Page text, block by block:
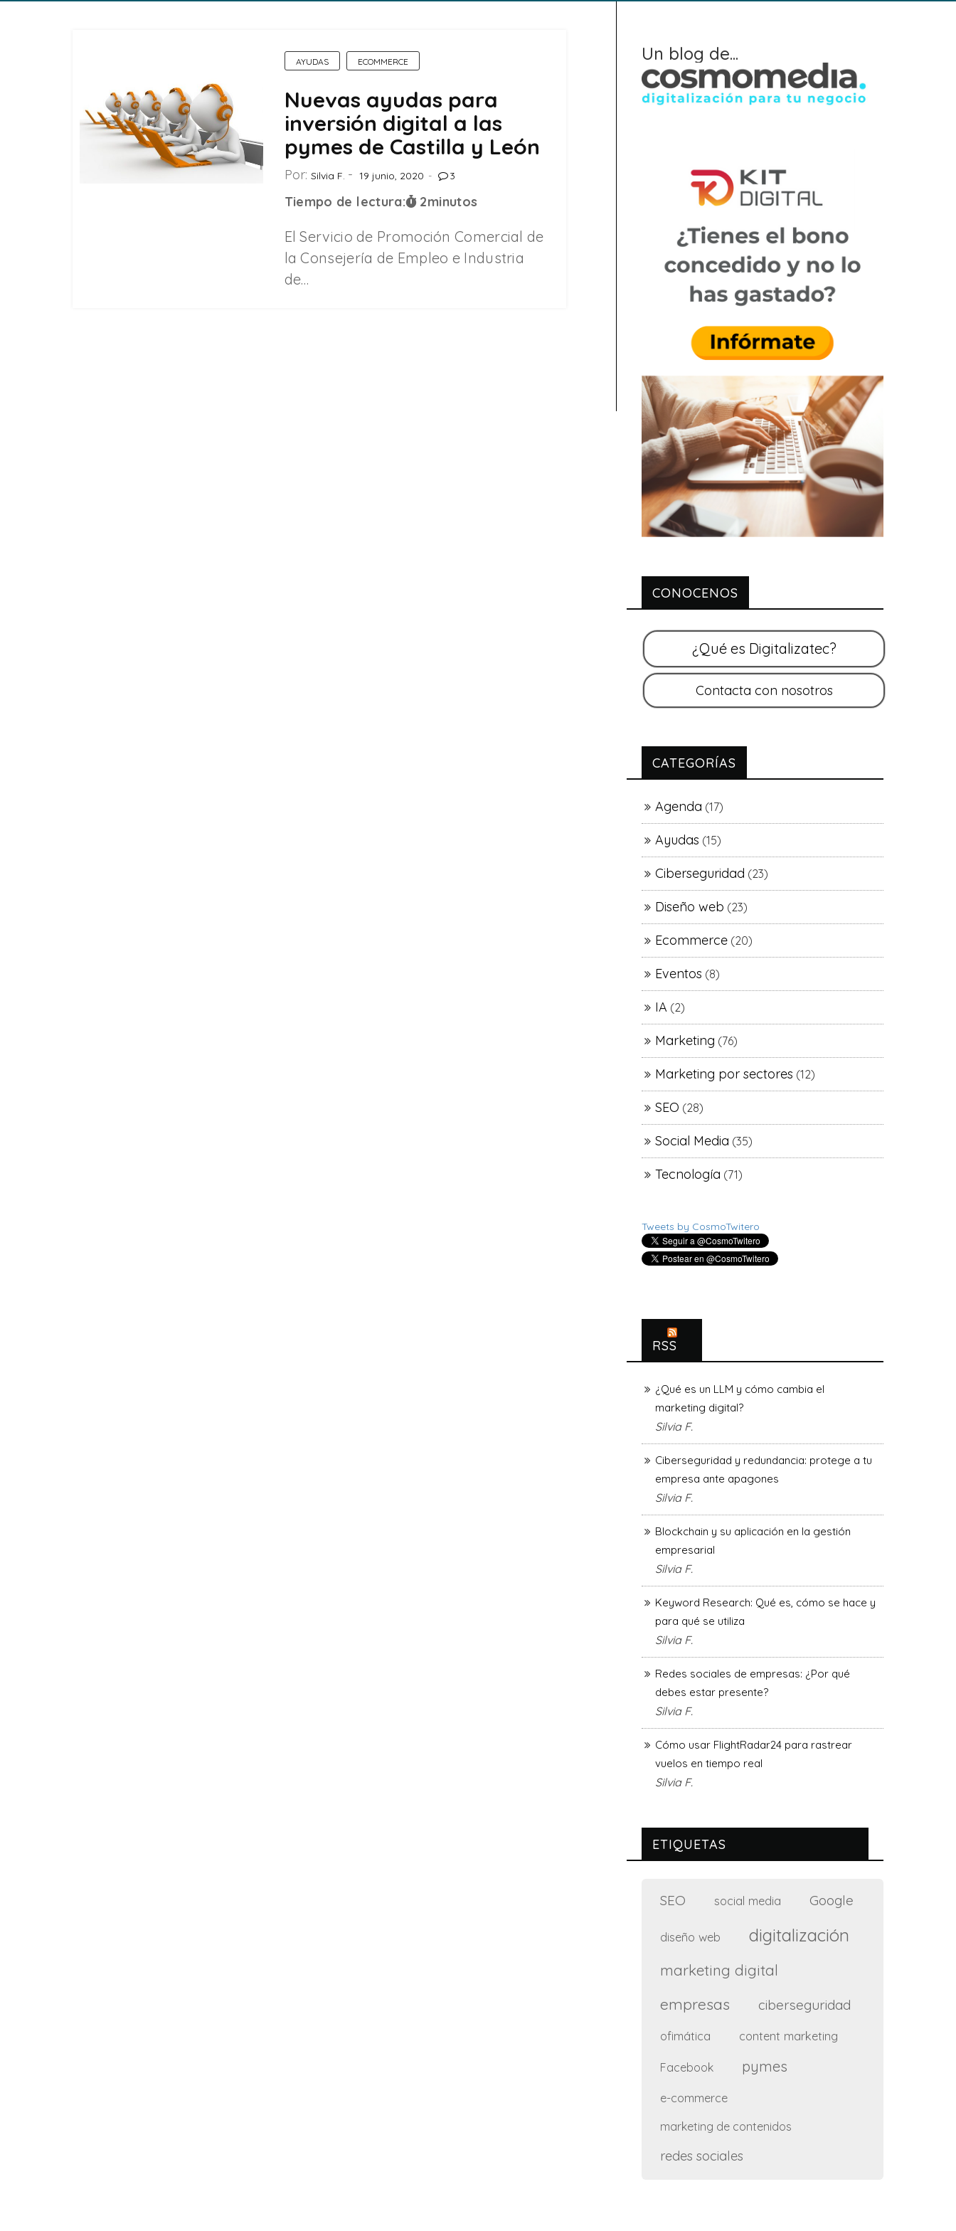
AYUDAS ECOMMERCE
Nuevas ayudas para
inversión digital a las
pymes de Castilla y León
Por: Silvia F. 19 junio, 2020 3
Tiempo de lectura: 2minutos
El Servicio de Promoción Comercial de
la Consejería de Empleo e Industria
de…
Un blog de...
CONOCENOS
CATEGORÍAS
Agenda (17)
Ayudas (15)
Ciberseguridad (23)
Diseño web (23)
Ecommerce (20)
Eventos (8)
IA (2)
Marketing (76)
Marketing por sectores (12)
SEO (28)
Social Media (35)
Tecnología (71)
Tweets by CosmoTwitero
RSS
¿Qué es un LLM y cómo cambia el
marketing digital?
Silvia F.
Ciberseguridad y redundancia: protege a tu
empresa ante apagones
Silvia F.
Blockchain y su aplicación en la gestión
empresarial
Silvia F.
Keyword Research: Qué es, cómo se hace y
para qué se utiliza
Silvia F.
Redes sociales de empresas: ¿Por qué
debes estar presente?
Silvia F.
Cómo usar FlightRadar24 para rastrear
vuelos en tiempo real
Silvia F.
ETIQUETAS
SEO social media Google
diseño web digitalización
marketing digital
empresas
ciberseguridad
ofimática content marketing
Facebook pymes
e-commerce
marketing de contenidos
redes sociales